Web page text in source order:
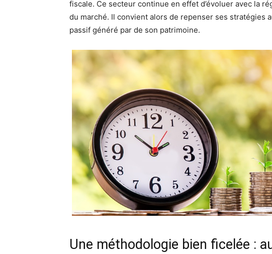
fiscale. Ce secteur continue en effet d’évoluer avec la
du marché. Il convient alors de repenser ses stratégies
passif généré par de son patrimoine.
Une méthodologie bien ficelée :